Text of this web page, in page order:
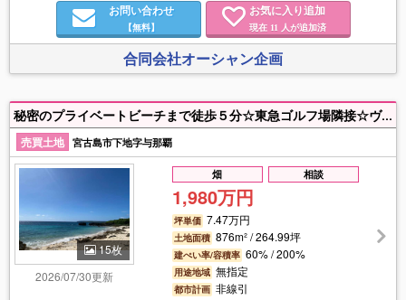
お問い合わせ
【無料】
お気に入り追加
現在 11 人が追加済
合同会社オーシャン企画
秘密のプライベートビーチまで徒歩５分☆東急ゴルフ場隣接☆ヴィラや別荘に最適です☆
売買土地 宮古島市下地字与那覇
15枚
2026/07/30更新
畑 相談
1,980万円
坪単価 7.47万円
土地面積 876m² / 264.99坪
建ぺい率/容積率 60% / 200%
用途地域 無指定
都市計画 非線引